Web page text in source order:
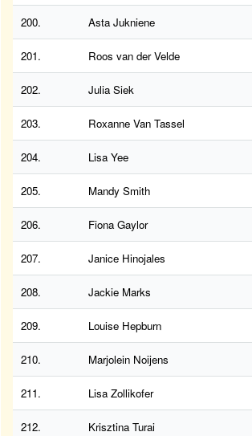
200. Asta Jukniene
201. Roos van der Velde
202. Julia Siek
203. Roxanne Van Tassel
204. Lisa Yee
205. Mandy Smith
206. Fiona Gaylor
207. Janice Hinojales
208. Jackie Marks
209. Louise Hepburn
210. Marjolein Noijens
211. Lisa Zollikofer
212. Krisztina Turai